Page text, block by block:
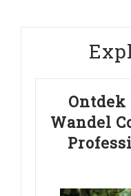
Ontdek
Wandel